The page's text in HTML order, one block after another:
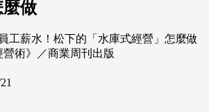
麼做
營術》／商業周刊出版